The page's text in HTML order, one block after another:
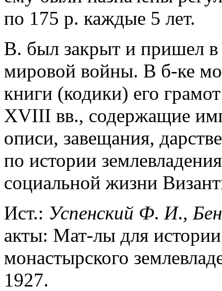
по 175 р. каждые 5 лет.
В. был закрыт и пришел в
мировой войны. В б-ке
книги (кодики) его
XVIII вв., содержащие
описи, завещания,
по истории
социальной жизни
Ист.: Успенский Ф. И.,
акты: Мат-лы для истории
монастырского
1927.